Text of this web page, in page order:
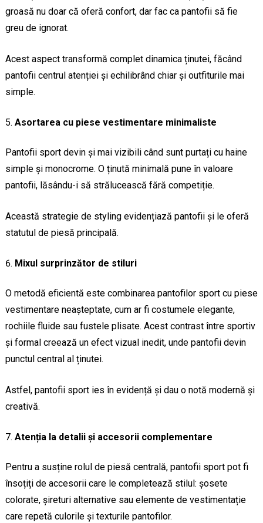
groasă nu doar că oferă confort, dar fac ca pantofii să fie
greu de ignorat.
Acest aspect transformă complet dinamica ținutei, făcând
pantofii centrul atenției și echilibrând chiar și outfiturile mai
simple.
Asortarea cu piese vestimentare minimaliste
Pantofii sport devin și mai vizibili când sunt purtați cu haine
simple și monocrome. O ținută minimală pune în valoare
pantofii, lăsându-i să strălucească fără competiție.
Această strategie de styling evidențiază pantofii și le oferă
statutul de piesă principală.
Mixul surprinzător de stiluri
O metodă eficientă este combinarea pantofilor sport cu piese
vestimentare neașteptate, cum ar fi costumele elegante,
rochiile fluide sau fustele plisate. Acest contrast între sportiv
și formal creează un efect vizual inedit, unde pantofii devin
punctul central al ținutei.
Astfel, pantofii sport ies în evidență și dau o notă modernă și
creativă.
Atenția la detalii și accesorii complementare
Pentru a susține rolul de piesă centrală, pantofii sport pot fi
însoțiți de accesorii care le completează stilul: șosete
colorate, șireturi alternative sau elemente de vestimentație
care repetă culorile și texturile pantofilor.